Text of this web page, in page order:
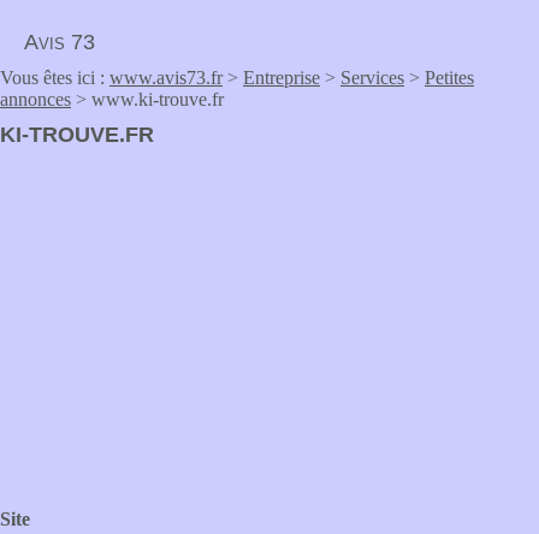
Avis 73
Vous êtes ici : www.avis73.fr> Entreprise > Services > Petites
annonces > www.ki-trouve.fr
KI-TROUVE.FR
Site